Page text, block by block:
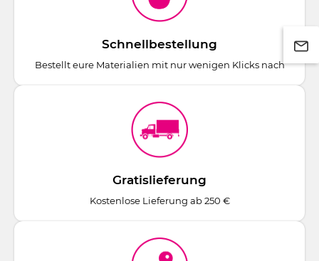
Schnellbestellung
Bestellt eure Materialien mit nur wenigen Klicks nach
Gratislieferung
Kostenlose Lieferung ab 250 €